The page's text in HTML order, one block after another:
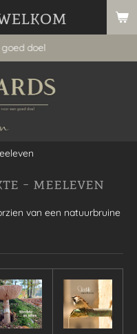
goed doel
- meeleven
van een natuurbruine